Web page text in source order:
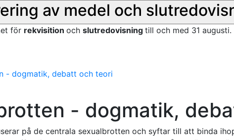
av medel och
för rekvisition och slutredovisning till och med 31 augusti.
- dogmatik, debatt och teori
- dogmatik,
på de centrala sexualbrotten och syftar till att binda